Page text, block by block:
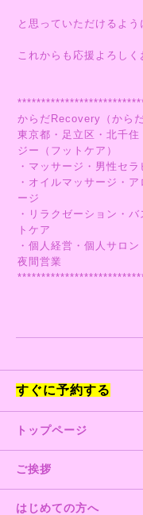
と思っていただけるよう
これからも応援よろしく
からだRecovery（から
東京都・足立区・北千
ジー（フットケア）
・マッサージ・男性セ
・オイルマッサージ・
ージ
・リラクゼーション・
トケア
・個人経営・個人サロ
夜間営業
すぐに予約する
トップページ
ご挨拶
はじめての方へ